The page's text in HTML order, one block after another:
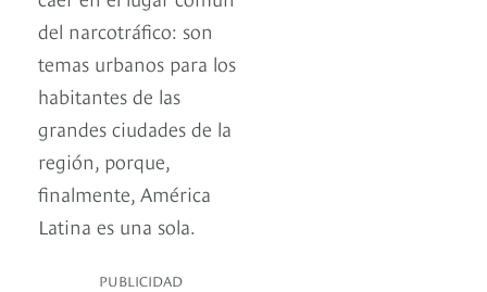
del narcotráfico: son
temas urbanos para los
habitantes de las
grandes ciudades de la
región, porque,
finalmente, América
Latina es una sola.
PUBLICIDAD